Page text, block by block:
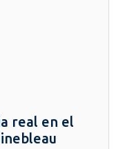
real en el